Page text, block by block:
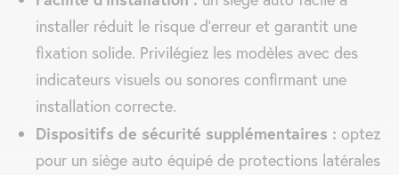
installer réduit le risque d’erreur et garantit une
fixation solide. Privilégiez les modèles avec des
indicateurs visuels ou sonores confirmant une
installation correcte.
Dispositifs de sécurité supplémentaires : optez
pour un siège auto équipé de protections latérales